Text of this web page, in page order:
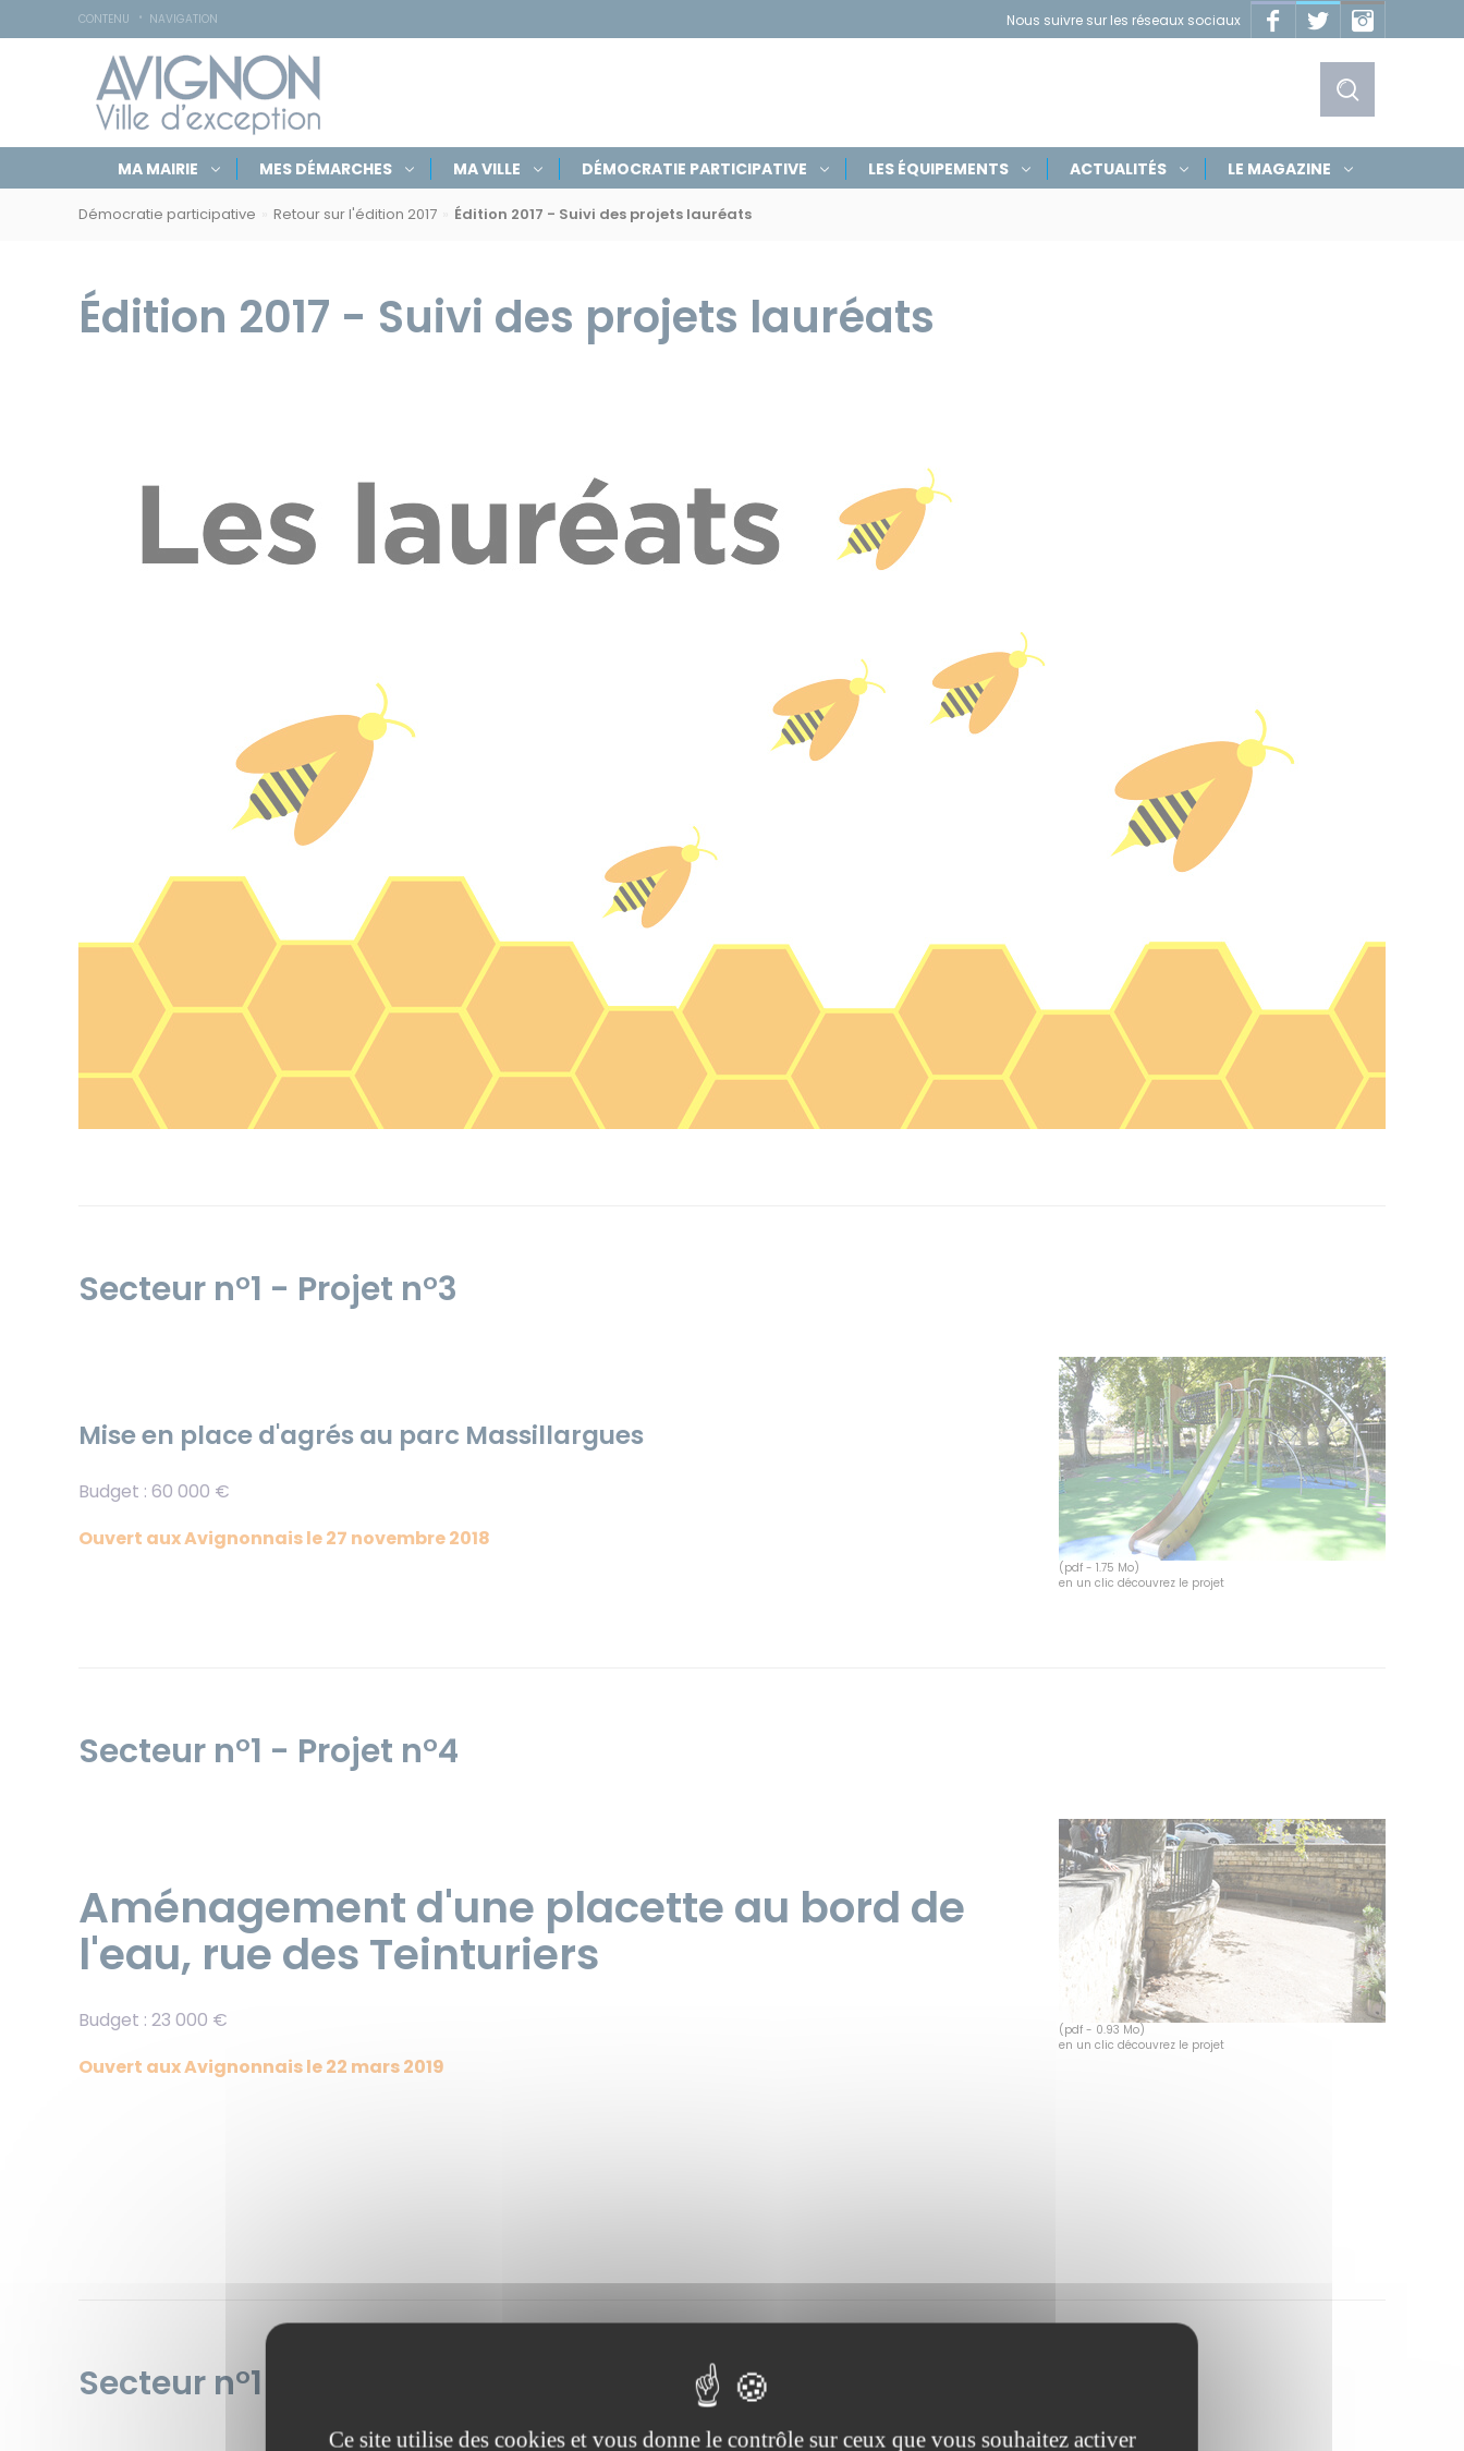
Accessibilité
CONTENU NAVIGATION
Afficher
le
Rechercher
sur
avignon.fr
Masquer
formulaire
de
recherche
Nous suivre sur les réseaux sociaux
Masquer
les
FacebookTwitterInstagram
Navigation
par
rubriques
MA MAIRIE MES DÉMARCHES MA VILLE DÉMOCRATIE PARTICIPATIVE LES ÉQUIPEMENTS ACTUALITÉS LE MAGAZINE
par
Démocratie participative Retour sur l'édition 2017 Édition 2017 - Suivi des projets lauréats
Édition 2017 - Suivi des projets lauréats
Secteur n°1 - Projet n°3
(pdf - 1.75 Mo)
en un clic découvrez le projet
Mise en place d'agrés au parc Massillargues
Budget : 60 000 €
Ouvert aux Avignonnais le 27 novembre 2018
Secteur n°1 - Projet n°4
(pdf - 0.93 Mo)
en un clic découvrez le projet
Aménagement d'une placette au bord de
l'eau, rue des Teinturiers
Budget : 23 000 €
Ouvert aux Avignonnais le 22 mars 2019
Secteur n°1 - Projet n°6
Ce site utilise des cookies et vous donne le contrôle sur ceux que vous souhaitez activer